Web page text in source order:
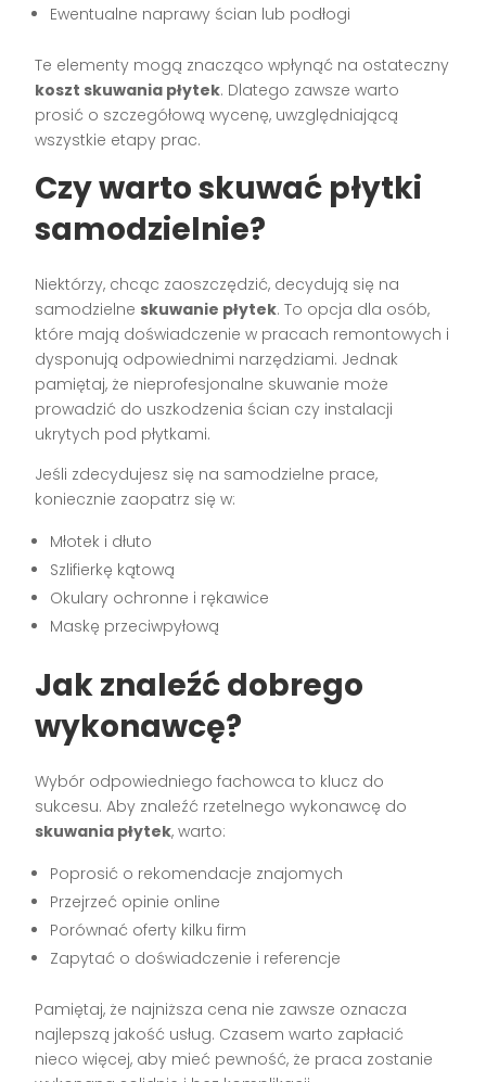
Ewentualne naprawy ścian lub podłogi
Te elementy mogą znacząco wpłynąć na ostateczny
koszt skuwania płytek. Dlatego zawsze warto
prosić o szczegółową wycenę, uwzględniającą
wszystkie etapy prac.
Czy warto skuwać płytki
samodzielnie?
Niektórzy, chcąc zaoszczędzić, decydują się na
samodzielne skuwanie płytek. To opcja dla osób,
które mają doświadczenie w pracach remontowych i
dysponują odpowiednimi narzędziami. Jednak
pamiętaj, że nieprofesjonalne skuwanie może
prowadzić do uszkodzenia ścian czy instalacji
ukrytych pod płytkami.
Jeśli zdecydujesz się na samodzielne prace,
koniecznie zaopatrz się w:
Młotek i dłuto
Szlifierkę kątową
Okulary ochronne i rękawice
Maskę przeciwpyłową
Jak znaleźć dobrego
wykonawcę?
Wybór odpowiedniego fachowca to klucz do
sukcesu. Aby znaleźć rzetelnego wykonawcę do
skuwania płytek, warto:
Poprosić o rekomendacje znajomych
Przejrzeć opinie online
Porównać oferty kilku firm
Zapytać o doświadczenie i referencje
Pamiętaj, że najniższa cena nie zawsze oznacza
najlepszą jakość usług. Czasem warto zapłacić
nieco więcej, aby mieć pewność, że praca zostanie